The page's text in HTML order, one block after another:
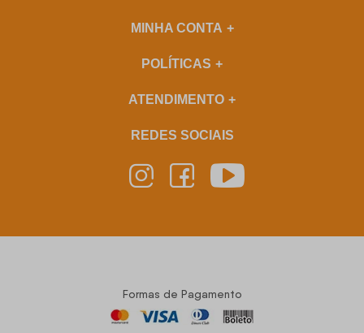
MINHA CONTA
POLÍTICAS
ATENDIMENTO
REDES SOCIAIS
Formas de Pagamento